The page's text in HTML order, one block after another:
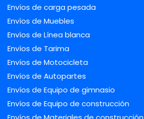
Envíos de carga pesada
Envíos de Muebles
Envíos de Línea blanca
Envíos de Tarima
Envíos de Motocicleta
Envíos de Autopartes
Envíos de Equipo de gimnasio
Envíos de Equipo de construcción